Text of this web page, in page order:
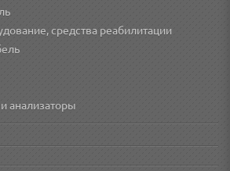
средства реабилитации
анализаторы